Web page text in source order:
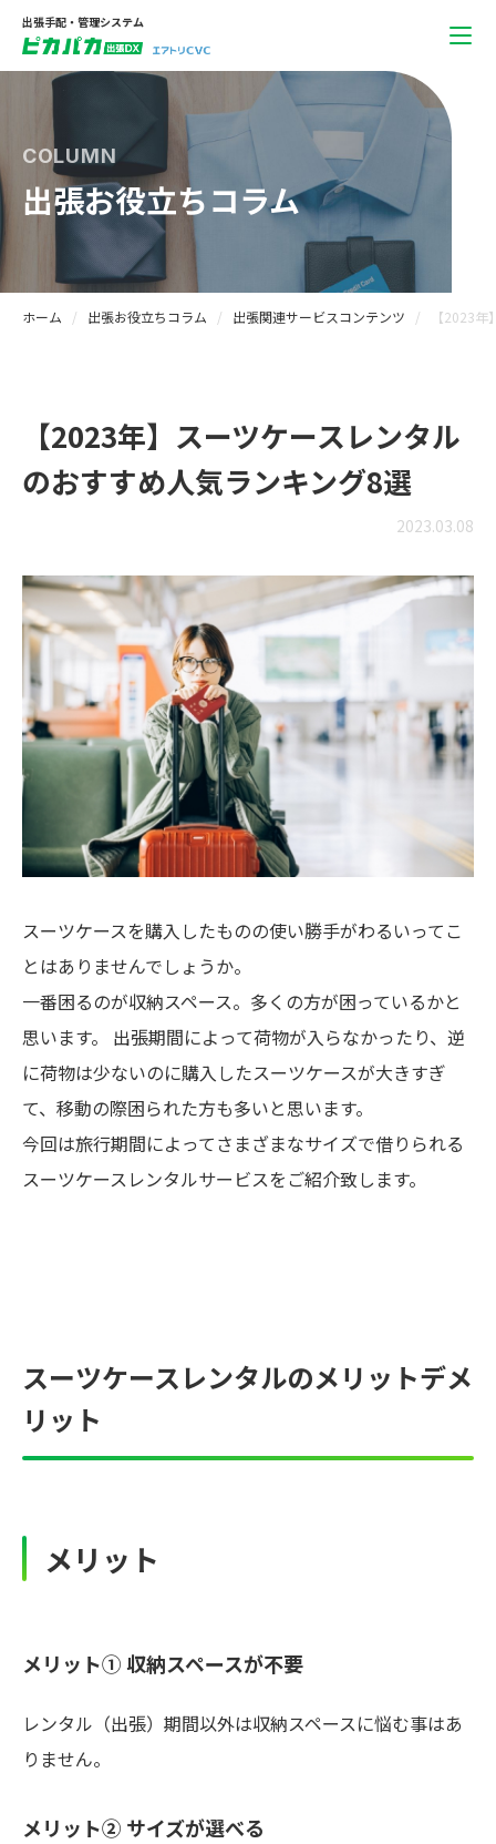
出張手配・管理システム
COLUMN
出張お役立ちコラム
ホーム 出張お役立ちコラム 出張関連サービスコンテンツ 【2023
【2023年】スーツケースレンタル
のおすすめ人気ランキング8選
2023.03.08
スーツケースを購入したものの使い勝手がわるいってこ
とはありませんでしょうか。
一番困るのが収納スペース。多くの方が困っているかと
思います。 出張期間によって荷物が入らなかったり、逆
に荷物は少ないのに購入したスーツケースが大きすぎ
て、移動の際困られた方も多いと思います。
今回は旅行期間によってさまざまなサイズで借りられる
スーツケースレンタルサービスをご紹介致します。
スーツケースレンタルのメリットデメ
リット
メリット
メリット① 収納スペースが不要
レンタル（出張）期間以外は収納スペースに悩む事はあ
りません。
メリット② サイズが選べる